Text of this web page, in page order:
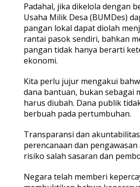
Padahal, jika dikelola dengan
Usaha Milik Desa (BUMDes)
pangan lokal dapat diolah
rantai pasok sendiri, bahkan
pangan tidak hanya berarti
ekonomi.
Kita perlu jujur mengakui
dana bantuan, bukan sebagai
harus diubah. Dana publik
berbuah pada pertumbuhan.
Transparansi dan
perencanaan dan
risiko salah sasaran dan
Negara telah memberi